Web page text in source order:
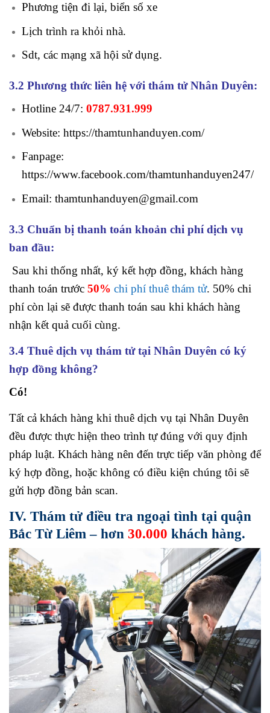
Phương tiện đi lại, biển số xe
Lịch trình ra khỏi nhà.
Sdt, các mạng xã hội sử dụng.
3.2 Phương thức liên hệ với thám tử Nhân Duyên:
Hotline 24/7: 0787.931.999
Website: https://thamtunhanduyen.com/
Fanpage:
https://www.facebook.com/thamtunhanduyen247/
Email: thamtunhanduyen@gmail.com
3.3 Chuẩn bị thanh toán khoản chi phí dịch vụ
ban đầu:
Sau khi thống nhất, ký kết hợp đồng, khách hàng
thanh toán trước 50% chi phí thuê thám tử. 50% chi
phí còn lại sẽ được thanh toán sau khi khách hàng
nhận kết quả cuối cùng.
3.4 Thuê dịch vụ thám tử tại Nhân Duyên có ký
hợp đồng không?
Có!
Tất cả khách hàng khi thuê dịch vụ tại Nhân Duyên
đều được thực hiện theo trình tự đúng với quy định
pháp luật. Khách hàng nên đến trực tiếp văn phòng để
ký hợp đồng, hoặc không có điều kiện chúng tôi sẽ
gửi hợp đồng bản scan.
IV. Thám tử điều tra ngoại tình tại quận
Bắc Từ Liêm – hơn 30.000 khách hàng.